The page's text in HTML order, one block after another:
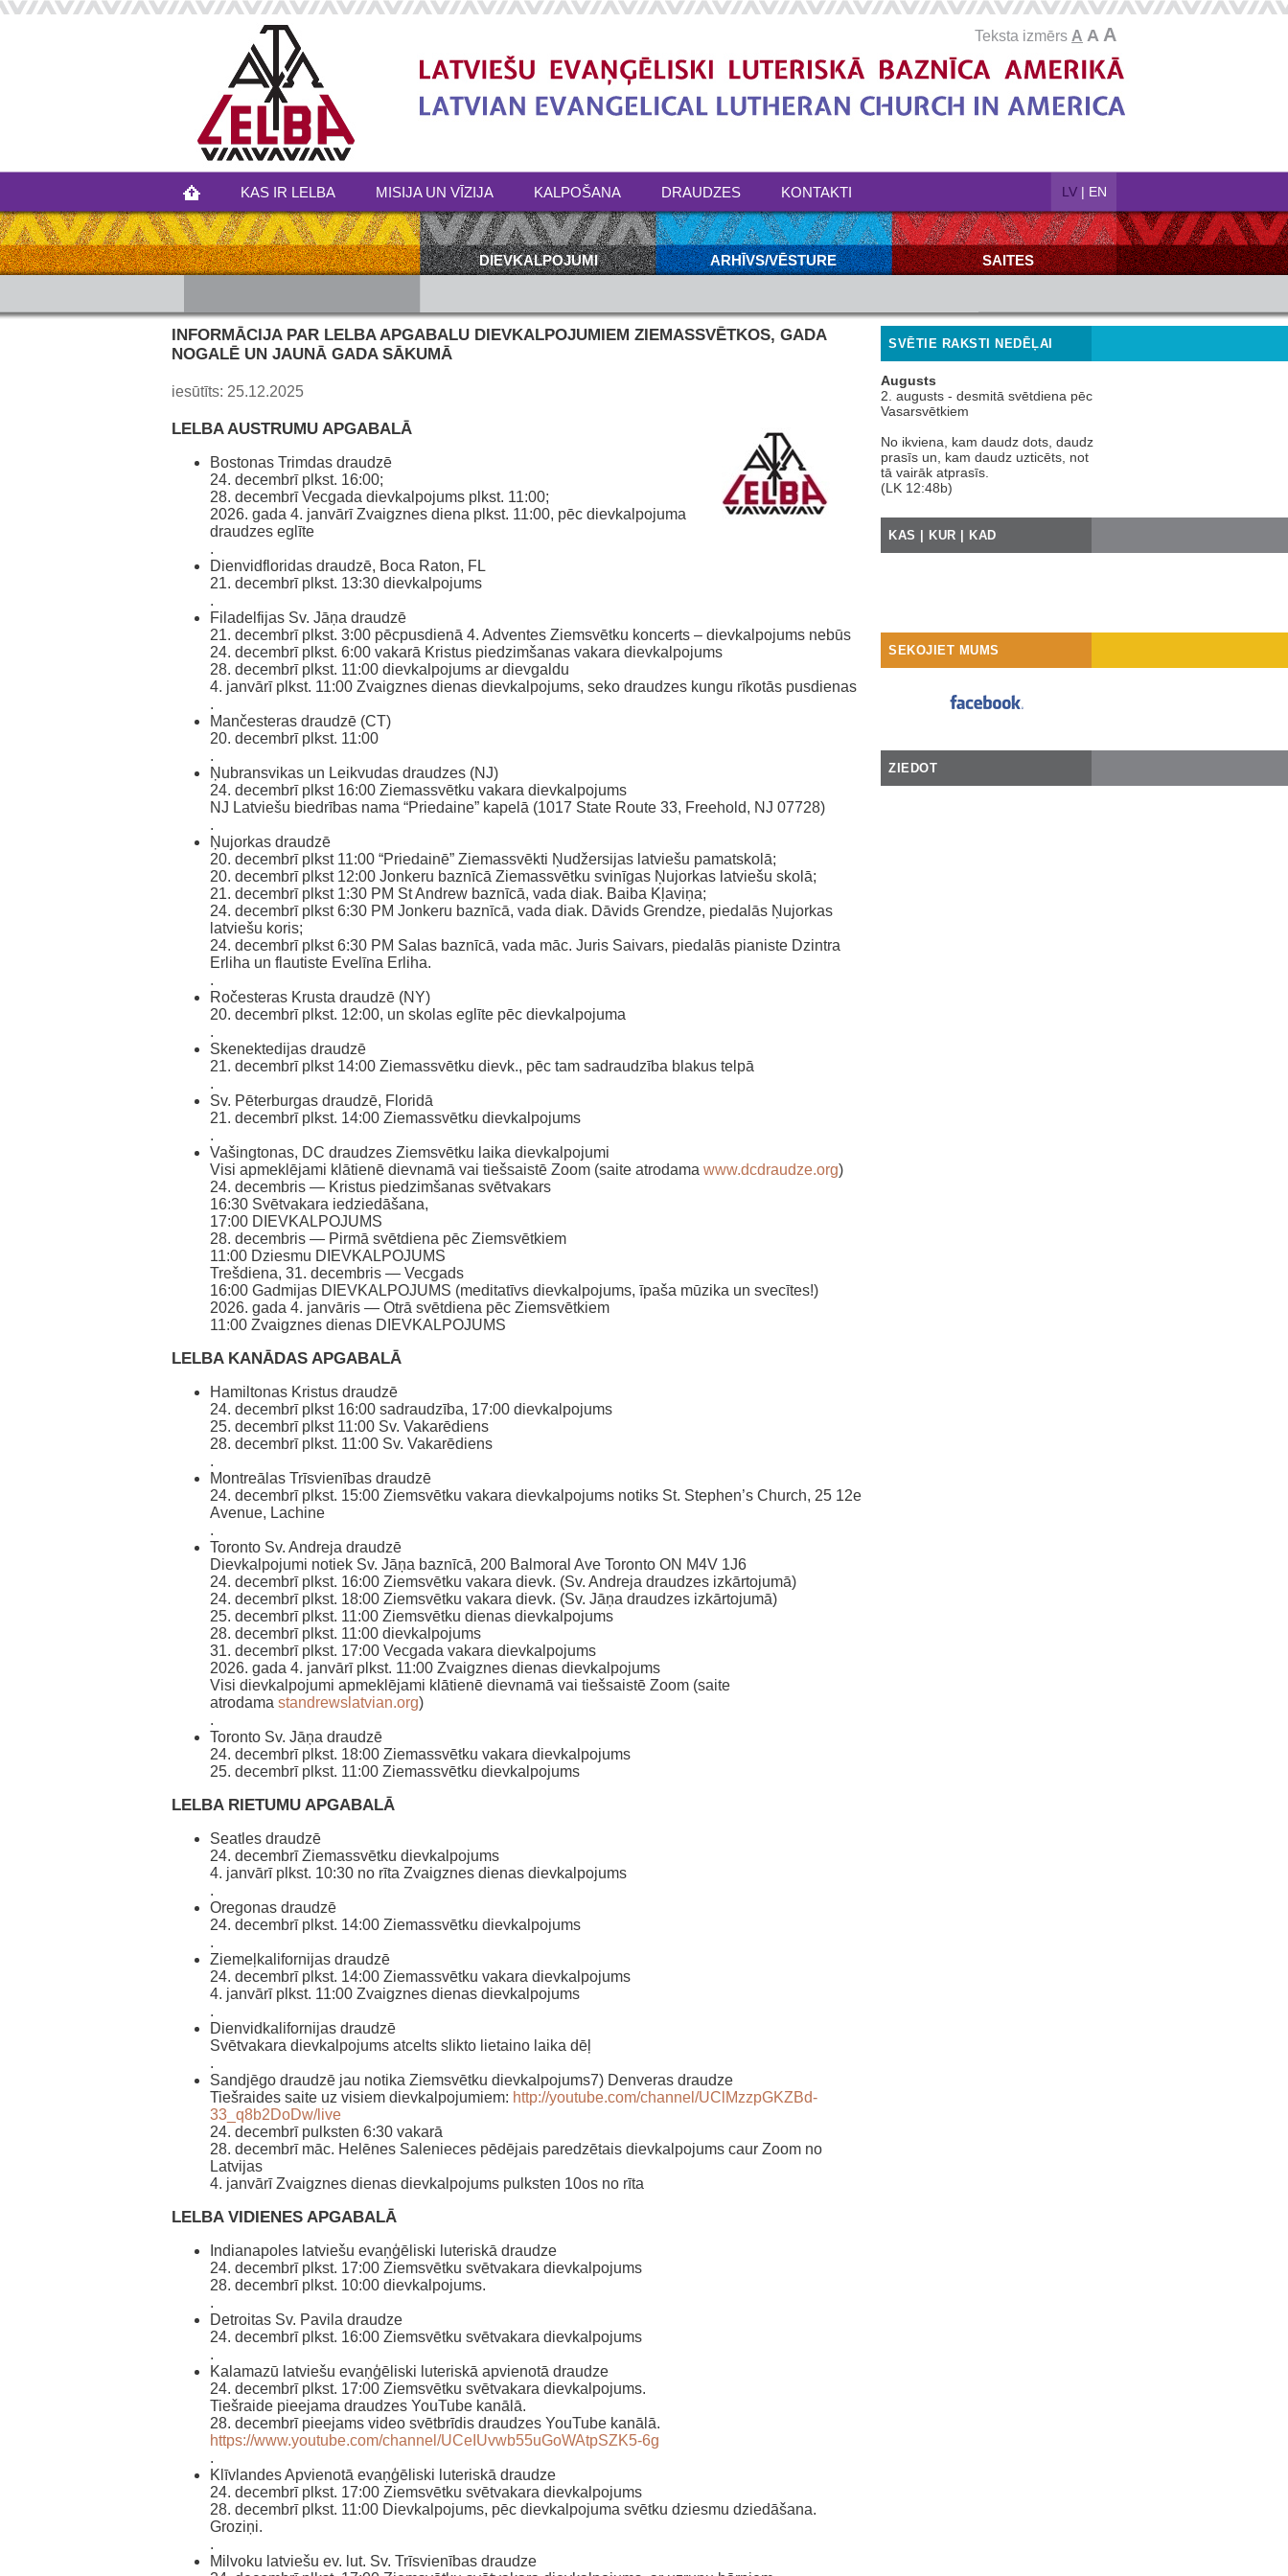
Teksta izmērs A A A
KAS IR LELBA MISIJA UN VĪZIJA KALPOŠANA DRAUDZES KONTAKTI LV | EN
DIEVKALPOJUMI ARHĪVS/VĒSTURE SAITES
INFORMĀCIJA PAR LELBA APGABALU DIEVKALPOJUMIEM ZIEMASSVĒTKOS, GADA
NOGALĒ UN JAUNĀ GADA SĀKUMĀ
iesūtīts: 25.12.2025
LELBA AUSTRUMU APGABALĀ
Bostonas Trimdas draudzē
24. decembrī plkst. 16:00;
28. decembrī Vecgada dievkalpojums plkst. 11:00;
2026. gada 4. janvārī Zvaigznes diena plkst. 11:00, pēc dievkalpojuma
draudzes eglīte
.
Dienvidfloridas draudzē, Boca Raton, FL
21. decembrī plkst. 13:30 dievkalpojums
.
Filadelfijas Sv. Jāņa draudzē
21. decembrī plkst. 3:00 pēcpusdienā 4. Adventes Ziemsvētku koncerts – dievkalpojums nebūs
24. decembrī plkst. 6:00 vakarā Kristus piedzimšanas vakara dievkalpojums
28. decembrī plkst. 11:00 dievkalpojums ar dievgaldu
4. janvārī plkst. 11:00 Zvaigznes dienas dievkalpojums, seko draudzes kungu rīkotās pusdienas
.
Mančesteras draudzē (CT)
20. decembrī plkst. 11:00
.
Ņubransvikas un Leikvudas draudzes (NJ)
24. decembrī plkst 16:00 Ziemassvētku vakara dievkalpojums
NJ Latviešu biedrības nama “Priedaine” kapelā (1017 State Route 33, Freehold, NJ 07728)
.
Ņujorkas draudzē
20. decembrī plkst 11:00 “Priedainē” Ziemassvēkti Ņudžersijas latviešu pamatskolā;
20. decembrī plkst 12:00 Jonkeru baznīcā Ziemassvētku svinīgas Ņujorkas latviešu skolā;
21. decembrī plkst 1:30 PM St Andrew baznīcā, vada diak. Baiba Kļaviņa;
24. decembrī plkst 6:30 PM Jonkeru baznīcā, vada diak. Dāvids Grendze, piedalās Ņujorkas
latviešu koris;
24. decembrī plkst 6:30 PM Salas baznīcā, vada māc. Juris Saivars, piedalās pianiste Dzintra
Erliha un flautiste Evelīna Erliha.
.
Ročesteras Krusta draudzē (NY)
20. decembrī plkst. 12:00, un skolas eglīte pēc dievkalpojuma
.
Skenektedijas draudzē
21. decembrī plkst 14:00 Ziemassvētku dievk., pēc tam sadraudzība blakus telpā
.
Sv. Pēterburgas draudzē, Floridā
21. decembrī plkst. 14:00 Ziemassvētku dievkalpojums
.
Vašingtonas, DC draudzes Ziemsvētku laika dievkalpojumi
Visi apmeklējami klātienē dievnamā vai tiešsaistē Zoom (saite atrodama www.dcdraudze.org)
24. decembris — Kristus piedzimšanas svētvakars
16:30 Svētvakara iedziedāšana,
17:00 DIEVKALPOJUMS
28. decembris — Pirmā svētdiena pēc Ziemsvētkiem
11:00 Dziesmu DIEVKALPOJUMS
Trešdiena, 31. decembris — Vecgads
16:00 Gadmijas DIEVKALPOJUMS (meditatīvs dievkalpojums, īpaša mūzika un svecītes!)
2026. gada 4. janvāris — Otrā svētdiena pēc Ziemsvētkiem
11:00 Zvaigznes dienas DIEVKALPOJUMS
LELBA KANĀDAS APGABALĀ
Hamiltonas Kristus draudzē
24. decembrī plkst 16:00 sadraudzība, 17:00 dievkalpojums
25. decembrī plkst 11:00 Sv. Vakarēdiens
28. decembrī plkst. 11:00 Sv. Vakarēdiens
.
Montreālas Trīsvienības draudzē
24. decembrī plkst. 15:00 Ziemsvētku vakara dievkalpojums notiks St. Stephen’s Church, 25 12e
Avenue, Lachine
.
Toronto Sv. Andreja draudzē
Dievkalpojumi notiek Sv. Jāņa baznīcā, 200 Balmoral Ave Toronto ON M4V 1J6
24. decembrī plkst. 16:00 Ziemsvētku vakara dievk. (Sv. Andreja draudzes izkārtojumā)
24. decembrī plkst. 18:00 Ziemsvētku vakara dievk. (Sv. Jāņa draudzes izkārtojumā)
25. decembrī plkst. 11:00 Ziemsvētku dienas dievkalpojums
28. decembrī plkst. 11:00 dievkalpojums
31. decembrī plkst. 17:00 Vecgada vakara dievkalpojums
2026. gada 4. janvārī plkst. 11:00 Zvaigznes dienas dievkalpojums
Visi dievkalpojumi apmeklējami klātienē dievnamā vai tiešsaistē Zoom (saite
atrodama standrewslatvian.org)
.
Toronto Sv. Jāņa draudzē
24. decembrī plkst. 18:00 Ziemassvētku vakara dievkalpojums
25. decembrī plkst. 11:00 Ziemassvētku dievkalpojums
LELBA RIETUMU APGABALĀ
Seatles draudzē
24. decembrī Ziemassvētku dievkalpojums
4. janvārī plkst. 10:30 no rīta Zvaigznes dienas dievkalpojums
.
Oregonas draudzē
24. decembrī plkst. 14:00 Ziemassvētku dievkalpojums
.
Ziemeļkalifornijas draudzē
24. decembrī plkst. 14:00 Ziemassvētku vakara dievkalpojums
4. janvārī plkst. 11:00 Zvaigznes dienas dievkalpojums
.
Dienvidkalifornijas draudzē
Svētvakara dievkalpojums atcelts slikto lietaino laika dēļ
.
Sandjēgo draudzē jau notika Ziemsvētku dievkalpojums7) Denveras draudze
Tiešraides saite uz visiem dievkalpojumiem: http://youtube.com/channel/UClMzzpGKZBd-
33_q8b2DoDw/live
24. decembrī pulksten 6:30 vakarā
28. decembrī māc. Helēnes Salenieces pēdējais paredzētais dievkalpojums caur Zoom no
Latvijas
4. janvārī Zvaigznes dienas dievkalpojums pulksten 10os no rīta
LELBA VIDIENES APGABALĀ
Indianapoles latviešu evaņģēliski luteriskā draudze
24. decembrī plkst. 17:00 Ziemsvētku svētvakara dievkalpojums
28. decembrī plkst. 10:00 dievkalpojums.
.
Detroitas Sv. Pavila draudze
24. decembrī plkst. 16:00 Ziemsvētku svētvakara dievkalpojums
.
Kalamazū latviešu evaņģēliski luteriskā apvienotā draudze
24. decembrī plkst. 17:00 Ziemsvētku svētvakara dievkalpojums.
Tiešraide pieejama draudzes YouTube kanālā.
28. decembrī pieejams video svētbrīdis draudzes YouTube kanālā.
https://www.youtube.com/channel/UCeIUvwb55uGoWAtpSZK5-6g
.
Klīvlandes Apvienotā evaņģēliski luteriskā draudze
24. decembrī plkst. 17:00 Ziemsvētku svētvakara dievkalpojums
28. decembrī plkst. 11:00 Dievkalpojums, pēc dievkalpojuma svētku dziesmu dziedāšana.
Groziņi.
.
Milvoku latviešu ev. lut. Sv. Trīsvienības draudze
SVĒTIE RAKSTI NEDĒĻAI
Augusts
2. augusts - desmitā svētdiena pēc
Vasarsvētkiem
No ikviena, kam daudz dots, daudz
prasīs un, kam daudz uzticēts, not
tā vairāk atprasīs.
(LK 12:48b)
KAS | KUR | KAD
SEKOJIET MUMS
ZIEDOT